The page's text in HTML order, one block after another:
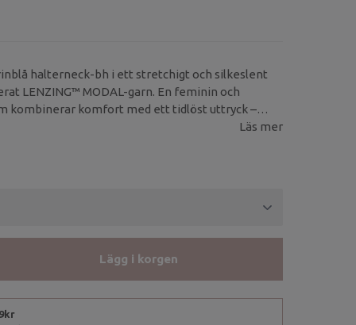
halterneck-bh i ett stretchigt och silkeslent
LENZING™ MODAL-garn. En feminin och
kombinerar komfort med ett tidlöst uttryck –
Läs mer
Lägg i korgen